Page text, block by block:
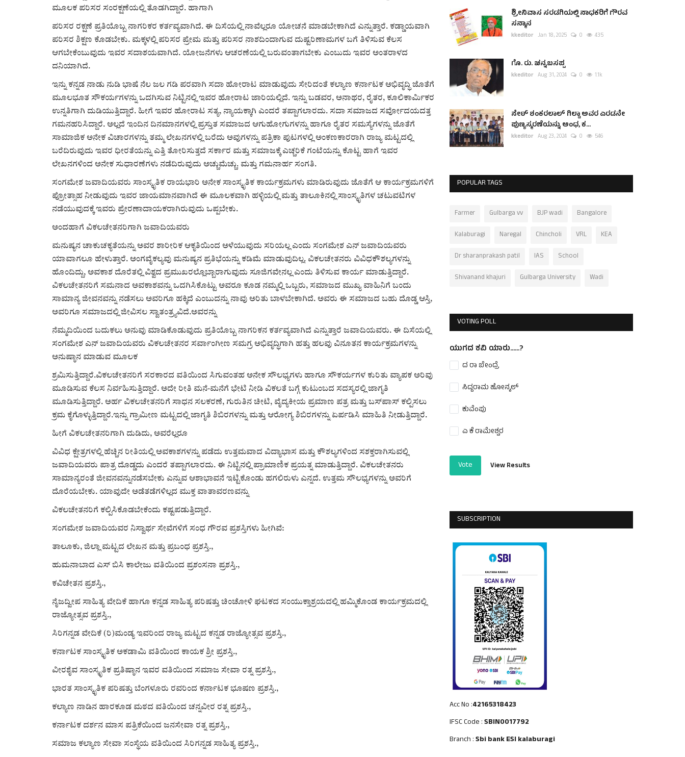
ಮೂಲಕ ಪರಿಸರ ಸಂರಕ್ಷಣೆಯಲ್ಲಿ ತೊಡಗಿದ್ದಾರೆ. ಹಾಗಾಗಿ
ಪರಿಸರ ರಕ್ಷಣೆ ಪ್ರತಿಯೊಬ್ಬ ನಾಗರಿಕರ ಕರ್ತವ್ಯವಾಗಿದೆ. ಈ ದಿಸೆಯಲ್ಲಿ ನಾವೆಲ್ಲರೂ ಯೋಚನೆ ಮಾಡಬೇಕಾಗಿದೆ ಎನ್ನುತ್ತಾರೆ. ಕಡ್ಡಾಯವಾಗಿ
ಪರಿಸರ ಶಿಕ್ಷಣ ಕೊಡಬೇಕು. ಮಕ್ಕಳಲ್ಲಿ ಪರಿಸರ ಪ್ರೇಮ ಮತ್ತು ಪರಿಸರ ನಾಶದಿಂದಾಗುವ ದುಷ್ಟರಿಣಾ­ಮ­ಗಳ ಬಗೆ ತಿಳಿಸುವ ಕೆಲಸ
ಆಗಬೇಕೆಂಬುವುದು ಇವರ ಸದಾಶಯವಾಗಿದೆ. ಯೋಜನೆಗಳು ಆಚರಣೆಯಲ್ಲಿ ಬರುವಂತಾ­ಗ­ಬೇಕು ಎಂಬುದು ಇವರ ಅಂತರಾಳದ
ದನಿಯಾಗಿದೆ.
ಇನ್ನು ಕನ್ನಡ ನಾಡು ನುಡಿ ಭಾಷೆ ನೆಲ ಜಲ ಗಡಿ ಪರವಾಗಿ ಸದಾ ಹೋರಾಟ ಮಾಡುವುದು ಸೇರಿದಂತೆ ಕಲ್ಯಾಣ ಕರ್ನಾಟಕ ಅಭಿವೃದ್ಧಿ ಜೊತೆಗೆ
ಮೂಲಭೂತ ಸೌಕರ್ಯಗಳನ್ನು ಒದಗಿಸುವ ನಿಟ್ಟಿನಲ್ಲಿ ಇವರ ಹೋರಾಟ ಜಾರಿಯಲ್ಲಿದೆ. ಇನ್ನು ಬಡವರ, ಅನಾಥರ, ರೈತರ, ಕೂಲಿಕಾರ್ಮಿಕರ
ಉನ್ನತಿಗಾಗಿ ದುಡಿಯುತ್ತಿದ್ದಾರೆ. ಹೀಗೆ ಇವರ ಹೋರಾಟ ಸತ್ಯ, ನ್ಯಾಯಕ್ಕಾಗಿ ಎಂದರೆ ತಪ್ಪಾಗಲಾರದು. ಸದಾ ಸಮಾಜದ ಸರ್ವೋದಯದತ್ತ
ಗಮನಹರಿಸಿದ್ದಾರೆ. ಅಲ್ಲದೆ ಇಂದಿನ ದಿನಮಾನಗಳಲ್ಲಿ ಪ್ರಸ್ತುತ ಸಮಾಜದ ಆಗುಹೋಗುಗಳನ್ನು ಹಾಗೂ ರೈತರ ಸಮಸ್ಯೆಗಳನ್ನು ಜೊತೆಗೆ
ಸಾಮಾಜಿಕ ಅನೇಕ ವಿಚಾರಗಳನ್ನು ತಮ್ಮ ಲೇಖನಗಳಲ್ಲಿ ಬರೆದು ಅವುಗಳನ್ನು ಪತ್ರಿಕಾ ಪುಟಗಳಲ್ಲಿ ಅಂಕಣಕಾರರಾಗಿ ರಾಜ್ಯ ಮಟ್ಟದಲ್ಲಿ
ಬರೆದಿರುವುದು ಇವರ ಧೀರತೆಯನ್ನು ಎತ್ತಿ ತೋರಿಸುತ್ತದೆ ಸರ್ಕಾರ ಮತ್ತು ಸಮಾಜಕ್ಕೆ ಎಚ್ಚರಿಕೆ ಗಂಟೆಯನ್ನು ಕೊಟ್ಟ ಹಾಗೆ ಇವರ
ಲೇಖನಗಳಿಂದ ಅನೇಕ ಸುಧಾರಣೆಗಳು ನಡೆದಿರುವುದು ಅಚ್ಚುಮೆಚ್ಚು. ಮತ್ತು ಗಮನಾರ್ಹ ಸಂಗತಿ.
ಸಂಗಮೇಶ ಜವಾದಿಯವರು ಸಾಂಸ್ಕೃತಿಕ ರಾಯಭಾರಿ ಅನೇಕ ಸಾಂಸ್ಕೃತಿಕ ಕಾರ್ಯಕ್ರಮಗಳು ಮಾಡಿರುವುದು ಜೊತೆಗೆ ಆ ಕಾರ್ಯಕ್ರಮಗಳಿಗೆ
ಪ್ರೋತ್ಸಾಹ ನೀಡುವುದು ಇವರ ಜಾಯಮಾನವಾಗಿದೆ ಈ ಮೂಲಕವಾಗಿ ಹಳ್ಳಿಯಲ್ಲಿ ಮತ್ತು ತಾಲೂಕಿನಲ್ಲಿ ಸಾಂಸ್ಕೃತಿಗಳ ಚಟುವಟಿಗಳ
ನಡೆಯುವುದಕ್ಕೆ ಇವರು ಪ್ರೇರಣಾದಾಯಕರಾಗಿರುವುದು ಒಪ್ಪಬೇಕು.
ಅಂದಹಾಗೆ ವಿಕಲಚೇತನರಿಗಾಗಿ ಜವಾದಿಯವರು
ಮನುಷ್ಯನ ಚಾಕುಚಕ್ಯತೆಯನ್ನು ಅವರ ಶಾರೀರಿಕ ಆಕೃತಿಯಿಂದ ಅಳೆಯುವುದು ಸರಿಯಲ್ಲ ಎಂದು ಸಂಗಮೇಶ ಎನ್ ಜವಾದಿಯವರು
ಯಾವಾಗಲೂ ಹೇಳುತ್ತಾರೆ. ಅಂಗವೈಕಲ್ಯವು ಮನುಷ್ಯನ ಪ್ರತಿಭೆಯನ್ನು ಕಡಿಮೆ ಮಾಡುವುದಿಲ್ಲ. ವಿಕಲಚೇತನರು ವಿವಿಧಕೌಶಲ್ಯಗಳನ್ನು
ಹೊಂದಿದ್ದು, ಅವಕಾಶ ದೊರೆತಲ್ಲಿ ವಿಶ್ವದ ಪ್ರಮುಖರಲ್ಲೊಬ್ಬಾರಾಗುವುದು ಸೂಜಿಗವೇನಲ್ಲ ಎಂದು ತಿಳಿಸುವ ಕಾರ್ಯ ಮಾಡುತ್ತಿದ್ದಾರೆ.
ವಿಕಲಚೇತನರಿಗೆ ಸಮನಾದ ಅವಕಾಶವನ್ನು ಒದಗಿಸಿಕೊಟ್ಟು ಅವರೂ ಕೂಡ ನಮ್ಮಲ್ಲಿ ಒಬ್ಬರು, ಸಮಾಜದ ಮುಖ್ಯ ವಾಹಿನಿಗೆ ಬಂದು
ಸಾಮಾನ್ಯ ಜೀವನವನ್ನು ನಡೆಸಲು ಅವರಿಗೂ ಹಕ್ಕಿದೆ ಎಂಬುದನ್ನು ನಾವು ಅರಿತು ಬಾಳಬೇಕಾಗಿದೆ. ಅವರು ಈ ಸಮಾಜದ ಬಹು ದೊಡ್ಡ ಆಸ್ತಿ,
ಅವರಿಗೂ ಸಮಾಜದಲ್ಲಿ ಜೀವಿಸಲ ಸ್ವಾತಂತ್ರ್ಯವಿದೆ.ಅವರನ್ನು
ನೆಮ್ಮದಿಯಿಂದ ಬದುಕಲು ಅನುವು ಮಾಡಿಕೊಡುವುದು ಪ್ರತಿಯೊಬ್ಬ ನಾಗರಿಕನ ಕರ್ತವ್ಯವಾಗಿದೆ ಎನ್ನುತ್ತಾರೆ ಜವಾದಿಯವರು. ಈ ದಿಸೆಯಲ್ಲಿ
ಸಂಗಮೇಶ ಎನ್ ಜವಾದಿಯವರು ವಿಕಲಚೇತನರ ಸರ್ವಾಂಗೀಣ ಸಮಗ್ರ ಅಭಿವೃದ್ಧಿಗಾಗಿ ಹತ್ತು ಹಲವು ವಿನೂತನ ಕಾರ್ಯಕ್ರಮಗಳನ್ನು
ಅನುಷ್ಠಾನ ಮಾಡುವ ಮೂಲಕ
ಶ್ರಮಿಸುತ್ತಿದ್ದಾರೆ.ವಿಕಲಚೇತನರಿಗೆ ಸರಕಾರದ ವತಿಯಿಂದ ಸಿಗುವಂತಹ ಅನೇಕ ಸೌಲಭ್ಯಗಳು ಹಾಗೂ ಸೌಕರ್ಯಗಳ ಕುರಿತು ವ್ಯಾಪಕ ಅರಿವು
ಮೂಡಿಸುವ ಕೆಲಸ ನಿರ್ವಹಿಸುತ್ತಿದ್ದಾರೆ. ಅದೇ ರೀತಿ ಮನೆ-ಮನೆಗೆ ಭೇಟಿ ನೀಡಿ ವಿಕಲತೆ ಬಗ್ಗೆ ಕುಟುಂಬದ ಸದಸ್ಯರಲ್ಲಿ ಜಾಗೃತಿ
ಮೂಡಿಸುತ್ತಿದ್ದಾರೆ. ಅರ್ಹ ವಿಕಲಚೇತನರಿಗೆ ಸಾಧನ ಸಲಕರಣೆ, ಗುರುತಿನ ಚೀಟಿ, ವೈದ್ಯಕೀಯ ಪ್ರಮಾಣ ಪತ್ರ ಮತ್ತು ಬಸ್‌ಪಾಸ್‌ ಕಲ್ಪಿಸಲು
ಕ್ರಮ ಕೈಗೊಳ್ಳುತ್ತಿದ್ದಾರೆ.ಇನ್ನು ಗ್ರಾಮೀಣ ಮಟ್ಟದಲ್ಲಿ ಜಾಗೃತಿ ಶಿಬಿರಗಳನ್ನು ಮತ್ತು ಆರೋಗ್ಯ ಶಿಬಿರಗಳನ್ನು ಏರ್ಪಡಿಸಿ ಮಾಹಿತಿ ನೀಡುತ್ತಿದ್ದಾರೆ.
ಹೀಗೆ ವಿಕಲಚೇತನರಿಗಾಗಿ ದುಡಿದು, ಅವರೆಲ್ಲರೂ
ವಿವಿಧ ಕ್ಷೇತ್ರಗಳಲ್ಲಿ ಹೆಚ್ಚಿನ ರೀತಿಯಲ್ಲಿ ಅವಕಾಶಗಳನ್ನು ಪಡೆದು ಉತ್ತಮವಾದ ವಿದ್ಯಾಭಾಸ ಮತ್ತು ಕೌಶಲ್ಯಗಳಿಂದ ಸಶಕ್ತರಾಗಿಸುವಲ್ಲಿ
ಜವಾದಿಯವರು ಪಾತ್ರ ದೊಡ್ಡದು ಎಂದರೆ ತಪ್ಪಾಗಲಾರದು. ಈ ನಿಟ್ಟಿನಲ್ಲಿ ಪ್ರಾಮಾಣಿಕ ಪ್ರಯತ್ನ ಮಾಡುತ್ತಿದ್ದಾರೆ. ವಿಕಲಚೇತನರು
ಸಾಮಾನ್ಯರಂತೆ ಜೀವನವನ್ನುನಡೆಸಬೇಕು ಎನ್ನುವ ಆಶಾಭಾವನೆ ಇಟ್ಟಿಕೊಂಡು ಹಗಲಿರುಳು ಎನ್ನದೆ. ಉತ್ತಮ ಸೌಲಭ್ಯಗಳನ್ನು ಅವರಿಗೆ
ದೊರೆಯಬೇಕು. ಯಾವುದೇ ಅಡೆತಡೆಗಳಿಲ್ಲದ ಮುಕ್ತ ವಾತಾವರಣವನ್ನು
ವಿಕಲಚೇತನರಿಗೆ ಕಲ್ಪಿಸಿಕೊಡಬೇಕೆಂದು ಕಷ್ಟಪಡುತ್ತಿದ್ದಾರೆ.
ಸಂಗಮೇಶ ಜವಾದಿಯವರ ನಿಸ್ವಾರ್ಥ ಸೇವೆಗಳಿಗೆ ಸಂಧ ಗೌರವ ಪ್ರಶಸ್ತಿಗಳು ಹೀಗಿವೆ:
ತಾಲೂಕು, ಜಿಲ್ಲಾ ಮಟ್ಟದ ಲೇಖನ ಮತ್ತು ಪ್ರಬಂಧ ಪ್ರಶಸ್ತಿ.,
ಹುಮನಾಬಾದ ಎಸ್ ಬಿಸಿ ಕಾಲೇಜು ವತಿಯಿಂದ ಪ್ರಶಂಸನಾ ಪ್ರಶಸ್ತಿ.,
ಕವಿಚೇತನ ಪ್ರಶಸ್ತಿ.,
ನೈಜದ್ವೀಪ ಸಾಹಿತ್ಯ ವೇದಿಕೆ ಹಾಗೂ ಕನ್ನಡ ಸಾಹಿತ್ಯ ಪರಿಷತ್ತು ಚಿಂಚೋಳಿ ಘಟಕದ ಸಂಯುಕ್ತಾಶ್ರಯದಲ್ಲಿ ಹಮ್ಮಿಕೊಂಡ ಕಾರ್ಯಕ್ರಮದಲ್ಲಿ
ರಾಜ್ಯೋತ್ಸವ ಪ್ರಶಸ್ತಿ.,
ಸಿರಿಗನ್ನಡ ವೇದಿಕೆ (ರಿ)ಮಂಡ್ಯ ಇವರಿಂದ ರಾಜ್ಯ ಮಟ್ಟದ ಕನ್ನಡ ರಾಜ್ಯೋತ್ಸವ ಪ್ರಶಸ್ತಿ.,
ಕರ್ನಾಟಕ ಸಾಂಸ್ಕೃತಿಕ ಅಕಡಾಮಿ ವತಿಯಿಂದ ಕಾಯಕ ಶ್ರೀ ಪ್ರಶಸ್ತಿ.,
ವೀರಶೈವ ಸಾಂಸ್ಕೃತಿಕ ಪ್ರತಿಷ್ಠಾನ ಇವರ ವತಿಯಿಂದ ಸಮಾಜ ಸೇವಾ ರತ್ನ ಪ್ರಶಸ್ತಿ.,
ಭಾರತ ಸಾಂಸ್ಕೃತಿಕ ಪರಿಷತ್ತು ಬೆಂಗಳೂರು ರವರಿಂದ ಕರ್ನಾಟಕ ಭೂಷಣ ಪ್ರಶಸ್ತಿ.,
ಕಲ್ಯಾಣ ನಾಡಿನ ಹಾರಕೂಡ ಮಠದ ವತಿಯಿಂದ ಚನ್ನವೀರ ರತ್ನ ಪ್ರಶಸ್ತಿ.,
ಕರ್ನಾಟಕ ದರ್ಶನ ಮಾಸ ಪತ್ರಿಕೆಯಿಂದ ಜನಸೇವಾ ರತ್ನ ಪ್ರಶಸ್ತಿ.,
ಸಮಾಜ ಕಲ್ಯಾಣ ಸೇವಾ ಸಂಸ್ಥೆಯ ವತಿಯಿಂದ ಸಿರಿಗನ್ನಡ ಸಾಹಿತ್ಯ ಪ್ರಶಸ್ತಿ.,
ಶ್ರೀನಿವಾಸ ಸರಡಗಿಯಲ್ಲಿ ಸಾಧಕರಿಗೆ ಗೌರವ
ಸನ್ಮಾನ
kkeditor Jan 18, 2025 0 435
ಗೊ. ರು. ಚನ್ನಬಸಪ್ಪ
kkeditor Aug 31, 2024 0 1.1k
ಸೇಠ್ ಶಂಕರಲಾಲ್ ಗಿಲ್ಡಾ ಅವರ ಎರಡನೇ
ಪುಣ್ಯಸ್ಮರಣೆಯನ್ನು ಅಂಧ, ಕ...
kkeditor Aug 23, 2024 0 546
POPULAR TAGS
Farmer Gulbarga vv BJP wadi
Bangalore
Kalaburagi
Naregal Chincholi VRL
KEA
Dr sharanprakash patil
IAS
School
Shivanand khajuri
Gulbarga University Wadi
VOTING POLL
ಯುಗದ ಕವಿ ಯಾರು......?
ದ ರಾ ಬೇಂದ್ರೆ
ಸಿದ್ದರಾಮ ಹೋನ್ಕಲ್
ಕುವೆಂಪು
ಎ ಕೆ ರಾಮೇಶ್ವರ
Vote View Results
SUBSCRIPTION
Acc No :42165318423
IFSC Code :SBIN0017792
Branch :Sbi bank ESI kalaburagi